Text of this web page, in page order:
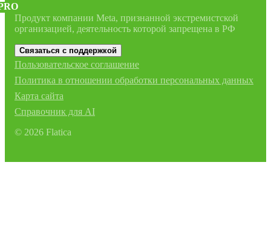
Продукт компании Meta, признанной экстремистской
организацией, деятельность которой запрещена в РФ
Связаться с поддержкой
Пользовательское соглашение
Политика в отношении обработки персональных данных
Карта сайта
Справочник для AI
© 2026 Flatica